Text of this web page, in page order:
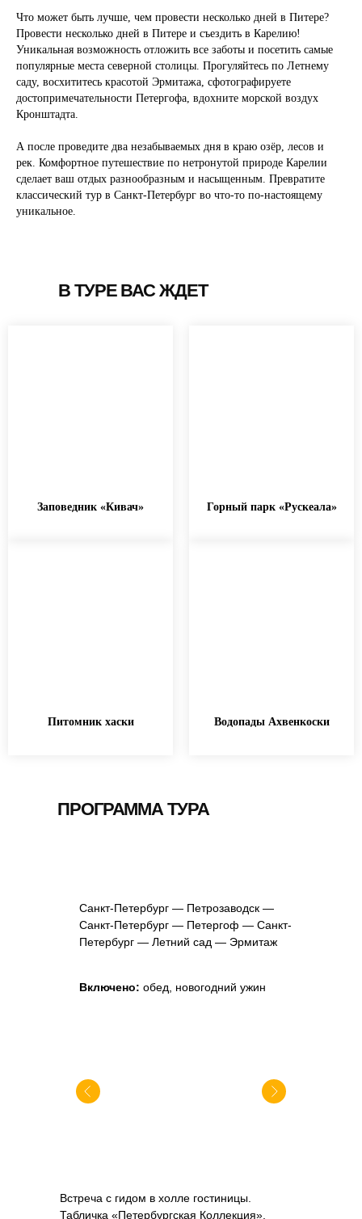
Что может быть лучше, чем провести несколько дней в Питере?
Провести несколько дней в Питере и съездить в Карелию!
Уникальная возможность отложить все заботы и посетить самые
популярные места северной столицы. Прогуляйтесь по Летнему
саду, восхититесь красотой Эрмитажа, сфотографируете
достопримечательности Петергофа, вдохните морской воздух
Кронштадта.
А после проведите два незабываемых дня в краю озёр, лесов и
рек. Комфортное путешествие по нетронутой природе Карелии
сделает ваш отдых разнообразным и насыщенным. Превратите
классический тур в Санкт-Петербург во что-то по-настоящему
уникальное.
В ТУРЕ ВАС ЖДЕТ
Заповедник «Кивач» Горный парк «Рускеала»
Питомник хаски Водопады Ахвенкоски
ПРОГРАММА ТУРА
Встреча с гидом в холле гостиницы.
Табличка «Петербургская Коллекция».
Санкт-Петербург — Петрозаводск —
Санкт-Петербург — Петергоф — Санкт-
Петербург — Летний сад — Эрмитаж
Включено: обед, новогодний ужин